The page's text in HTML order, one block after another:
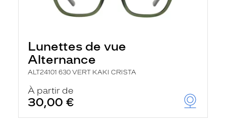
Lunettes de vue
Alternance
ALT24101 630 VERT KAKI CRISTA
À partir de
30,00 €